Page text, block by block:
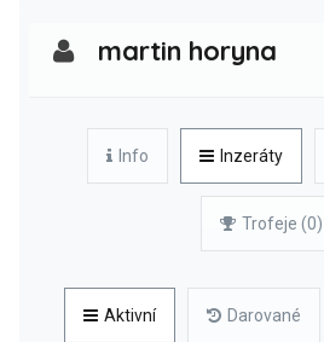
martin horyna
Info Inzeráty
Trofeje (0)
Aktivní Darované